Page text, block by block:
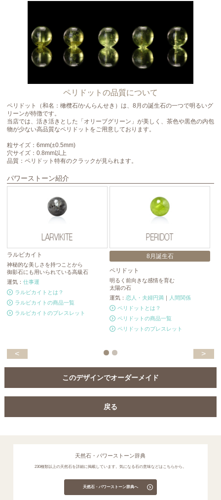
ペリドットの品質について
ペリドット（和名：橄欖石/かんらんせき）は、8月の誕生石の一つで明るいグ
リーンが特徴です。
当店では、活き活きとした「オリーブグリーン」が美しく、茶色や黒色の内包
物が少ない高品質なペリドットをご用意しております。
粒サイズ：6mm(±0.5mm)
穴サイズ：0.8mm以上
品質：ペリドット特有のクラックが見られます。
パワーストーン紹介
ラルビカイト
神秘的な美しさを持つことから
御影石にも用いられている高級石
運気： 仕事運
ラルビカイトとは？
ラルビカイトの商品一覧
ラルビカイトのブレスレット
8月誕生石
ペリドット
明るく前向きな感情を育む
太陽の石
運気：恋人・夫婦円満 ｜
人間関係
ペリドットとは？
ペリドットの商品一覧
ペリドットのブレスレット
< >
このデザインでオーダーメイド
戻る
天然石・パワーストーン辞典
230種類以上の天然石を詳細に掲載しています。気になる石の意味などはこちらから。
天然石・パワーストーン辞典へ